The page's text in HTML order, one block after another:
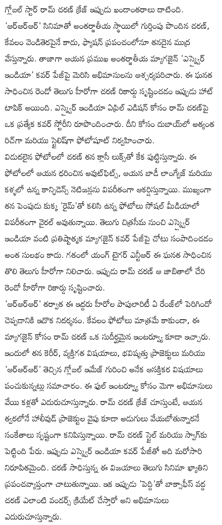
గ్లోబల్ స్టార్ రామ్ చరణ్ క్రేజ్ ఇప్పుడు ఖండాంతరాలు దాటింది.
'ఆర్ఆర్ఆర్' సినిమాతో అంతర్జాతీయ స్థాయిలో గుర్తింపు పొందిన చరణ్,
కేవలం వెండితెరపైనే కాదు, ఫ్యాషన్ ప్రపంచంలోనూ తనదైన ముద్ర
వేస్తున్నారు. తాజాగా ఆయన ప్రముఖ అంతర్జాతీయ మ్యాగజైన్ 'ఎస్క్వైర్
ఇండియా' కవర్ పేజీపై మెరిసి అభిమానులను ఆశ్చర్యపరిచారు. ఈ ఘనత
సాధించిన రెండో తెలుగు హీరోగా చరణ్ రికార్డు సృష్టించడం ఇప్పుడు హాట్
టాపిక్ అయింది. ఎస్క్వైర్ ఇండియా ఏప్రిల్ ఎడిషన్ కోసం రామ్ చరణ్‌పై
ఒక ప్రత్యేక కవర్ స్టోరీని రూపొందించారు. దీని కోసం దుబాయ్‌లో అత్యంత
రిచ్‌గా మరియు స్టైలిష్‌గా ఫోటోషూట్ నిర్వహించారు.
విడుదలైన ఫోటోలలో చరణ్ తన క్లాసీ లుక్స్‌తో కేక పుట్టిస్తున్నారు. ఈ
ఫోటోలలో ఆయన ధరించిన అవుట్‌ఫిట్స్, ఆయన బాడీ లాంగ్వేజ్ మరియు
కళ్ళలో ఉన్న కాన్ఫిడెన్స్ నెటిజన్లను విపరీతంగా ఆకర్షిస్తున్నాయి. ముఖ్యంగా
తన పెంపుడు కుక్క 'రైమ్'తో కలిసి ఉన్న ఫోటోలు సోషల్ మీడియాలో
విపరీతంగా వైరల్ అవుతున్నాయి. తెలుగు చిత్రసీమ నుంచి ఎస్క్వైర్
ఇండియా వంటి ప్రతిష్టాత్మక మ్యాగజైన్ కవర్ పేజీపై చోటు సంపాదించడం
అంత సులభం కాదు. గతంలో యంగ్ టైగర్ ఎన్టీఆర్ ఈ ఘనత సాధించిన
తొలి తెలుగు హీరోగా నిలిచారు. ఇప్పుడు రామ్ చరణ్ ఆ జాబితాలో చేరి
రెండో హీరోగా రికార్డు సృష్టించారు.
'ఆర్ఆర్ఆర్' తర్వాత ఈ ఇద్దరు హీరోల పాపులారిటీ ఏ రేంజ్‌లో పెరిగిందో
చెప్పడానికి ఇదొక నిదర్శనం. కేవలం ఫోటోలు మాత్రమే కాకుండా, ఈ
మ్యాగజైన్ కోసం రామ్ చరణ్ ఒక సుదీర్ఘమైన ఇంటర్వ్యూ కూడా ఇచ్చారు.
ఇందులో తన కెరీర్, వ్యక్తిగత విషయాలు, భవిష్యత్తు ప్రాజెక్టులు మరియు
'ఆర్ఆర్ఆర్' తెచ్చిన గ్లోబల్ ఇమేజ్ గురించి అనేక ఆసక్తికర విషయాలు
పంచుకున్నట్లు సమాచారం. ఈ ఫుల్ ఇంటర్వ్యూ కోసం మెగా అభిమానులు
వేయి కళ్లతో ఎదురుచూస్తున్నారు. రామ్ చరణ్ క్రేజ్ చూస్తుంటే, ఆయన
త్వరలోనే హాలీవుడ్ ప్రాజెక్టుల వైపు కూడా అడుగులు వేయబోతున్నారనే
సంకేతాలు స్పష్టంగా కనిపిస్తున్నాయి. రామ్ చరణ్ స్టైల్ మరియు స్వాగ్‌కు
పెట్టింది పేరు. ఇప్పుడు ఎస్క్వైర్ ఇండియా కవర్ పేజీతో అది మరోసారి
నిరూపితమైంది. చరణ్ సాధిస్తున్న ఈ విజయాలు తెలుగు సినిమా ఖ్యాతిని
ప్రపంచవ్యాప్తంగా చాటుతున్నాయి. ఇక ఇప్పుడు 'పెద్ది'తో బాక్సాఫీస్ వద్ద
చరణ్ ఎలాంటి వండర్స్ క్రియేట్ చేస్తారో అని అభిమానులు
ఎదురుచూస్తున్నారు.